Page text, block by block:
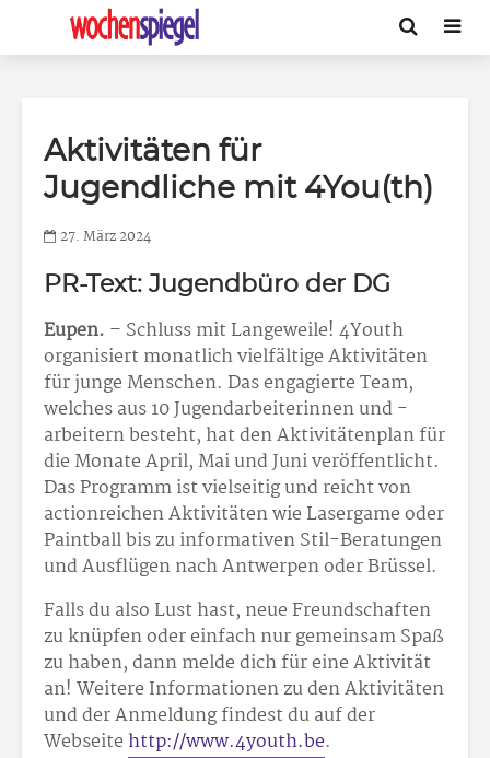
Aktivitäten für
Jugendliche mit 4You(th)
27. März 2024
PR-Text: Jugendbüro der DG
Eupen. – Schluss mit Langeweile! 4Youth
organisiert monatlich vielfältige Aktivitäten
für junge Menschen. Das engagierte Team,
welches aus 10 Jugendarbeiterinnen und -
arbeitern besteht, hat den Aktivitätenplan für
die Monate April, Mai und Juni veröffentlicht.
Das Programm ist vielseitig und reicht von
actionreichen Aktivitäten wie Lasergame oder
Paintball bis zu informativen Stil-Beratungen
und Ausflügen nach Antwerpen oder Brüssel.
Falls du also Lust hast, neue Freundschaften
zu knüpfen oder einfach nur gemeinsam Spaß
zu haben, dann melde dich für eine Aktivität
an! Weitere Informationen zu den Aktivitäten
und der Anmeldung findest du auf der
Webseite http://www.4youth.be.